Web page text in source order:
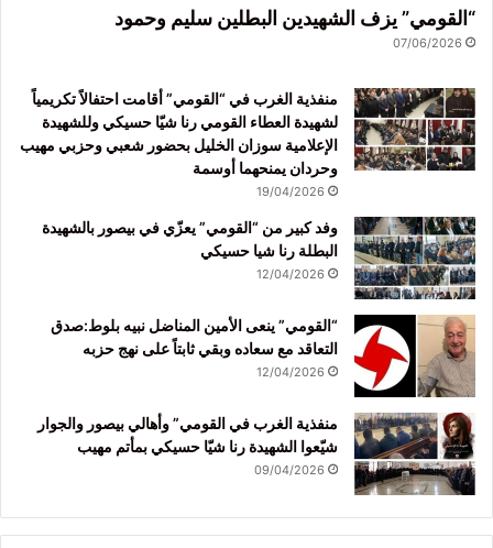
“القومي” يزف الشهيدين البطلين سليم وحمود
07/06/2026
منفذية الغرب في “القومي” أقامت احتفالاً تكريمياً
لشهيدة العطاء القومي رنا شيّا حسيكي وللشهيدة
الإعلامية سوزان الخليل بحضور شعبي وحزبي مهيب
وحردان يمنحهما أوسمة
19/04/2026
وفد كبير من “القومي” يعزّي في بيصور بالشهيدة
البطلة رنا شيا حسيكي
12/04/2026
“القومي” ينعى الأمين المناضل نبيه بلوط:صدق
التعاقد مع سعاده وبقي ثابتاً على نهج حزبه
12/04/2026
منفذية الغرب في القومي” وأهالي بيصور والجوار
شيّعوا الشهيدة رنا شيّا حسيكي بمأتم مهيب
09/04/2026